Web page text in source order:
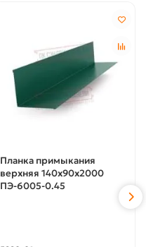
Планка примыкания
верхняя 140х90х2000
ПЭ-6005-0.45